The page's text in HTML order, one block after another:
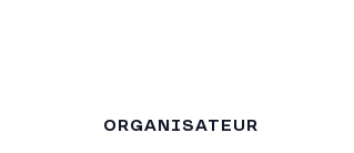
ORGANISATEUR